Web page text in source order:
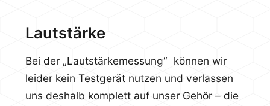
Lautstärke
Bei der „Lautstärkemessung“ können wir
leider kein Testgerät nutzen und verlassen
uns deshalb komplett auf unser Gehör – die